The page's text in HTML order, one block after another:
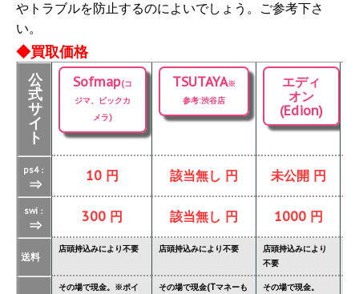
やトラブルを防止するのによいでしょう。ご参考下さ
い。
◆買取価格
公
式
サ
イ
ト
Sofmap(コ
ジマ、ビックカ
メラ)
TSUTAYA※
参考:渋谷店
エディ
オン
(Edion)
ps4：
⇒ 10 円 該当無し 円 未公開 円
swi：
⇒ 300 円 該当無し 円 1000 円
送料
店頭持込みにより不要 店頭持込みにより不要
店頭持込みにより
不要
その場で現金。※ポイ
その場で現金(Tマネーも
その場で現金。